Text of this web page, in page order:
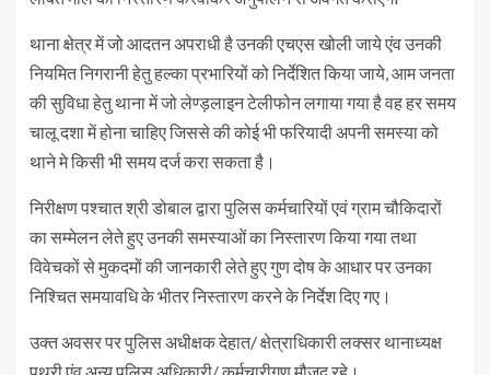
थाना क्षेत्र में जो आदतन अपराधी है उनकी एचएस खोली जाये एंव उनकी
नियमित निगरानी हेतु हल्का प्रभारियों को निर्देशित किया जाये, आम जनता
की सुविधा हेतु थाना में जो लेण्ड़लाइन टेलीफोन लगाया गया है वह हर समय
चालू दशा में होना चाहिए जिससे की कोई भी फरियादी अपनी समस्या को
थाने मे किसी भी समय दर्ज करा सकता है।
निरीक्षण पश्चात श्री डोबाल द्वारा पुलिस कर्मचारियों एवं ग्राम चौकिदारों
का सम्मेलन लेते हुए उनकी समस्याओं का निस्तारण किया गया तथा
विवेचकों से मुकदमों की जानकारी लेते हुए गुण दोष के आधार पर उनका
निश्चित समयावधि के भीतर निस्तारण करने के निर्देश दिए गए।
उक्त अवसर पर पुलिस अधीक्षक देहात/ क्षेत्राधिकारी लक्सर थानाध्यक्ष